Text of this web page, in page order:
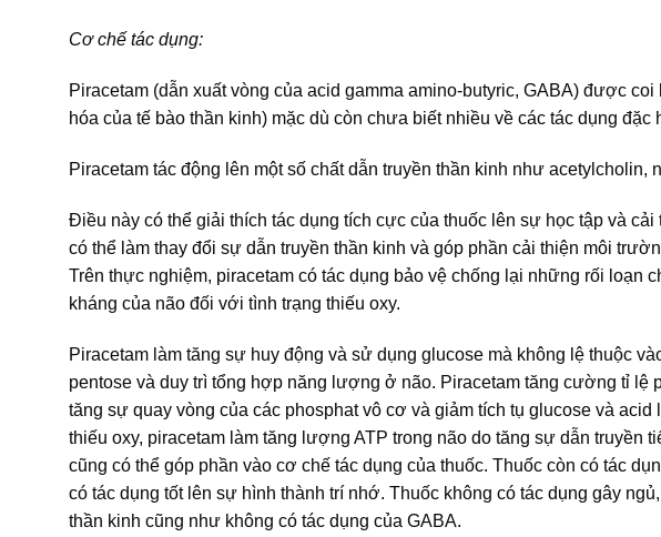
Cơ chế tác dụng:
Piracetam (dẫn xuất vòng của acid gamma amino-butyric, GABA) được
hóa của tế bào thần kinh) mặc dù còn chưa biết nhiều về các tác dụng
Piracetam tác động lên một số chất dẫn truyền thần kinh như acetylcholin,
Điều này có thể giải thích tác dụng tích cực của thuốc lên sự học tập và
có thể làm thay đổi sự dẫn truyền thần kinh và góp phần cải thiện môi
Trên thực nghiệm, piracetam có tác dụng bảo vệ chống lại những rối loạn
kháng của não đối với tình trạng thiếu oxy.
Piracetam làm tăng sự huy động và sử dụng glucose mà không lệ thuộc
pentose và duy trì tổng hợp năng lượng ở não. Piracetam tăng cường tỉ lệ
tăng sự quay vòng của các phosphat vô cơ và giảm tích tụ glucose và
thiếu oxy, piracetam làm tăng lượng ATP trong não do tăng sự dẫn truyền
cũng có thể góp phần vào cơ chế tác dụng của thuốc. Thuốc còn có tác
có tác dụng tốt lên sự hình thành trí nhớ. Thuốc không có tác dụng gây
thần kinh cũng như không có tác dụng của GABA.